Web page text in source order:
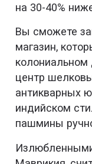
на 30-40%
Вы сможете
магазин,
центр
антикварных
индийском
пашмины